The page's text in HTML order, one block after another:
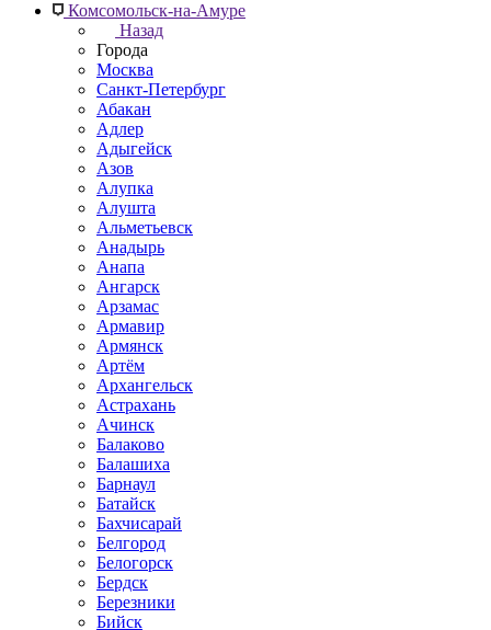
Комсомольск-на-Амуре
Назад
Города
Москва
Санкт-Петербург
Абакан
Адлер
Адыгейск
Азов
Алупка
Алушта
Альметьевск
Анадырь
Анапа
Ангарск
Арзамас
Армавир
Армянск
Артём
Архангельск
Астрахань
Ачинск
Балаково
Балашиха
Барнаул
Батайск
Бахчисарай
Белгород
Белогорск
Бердск
Березники
Бийск